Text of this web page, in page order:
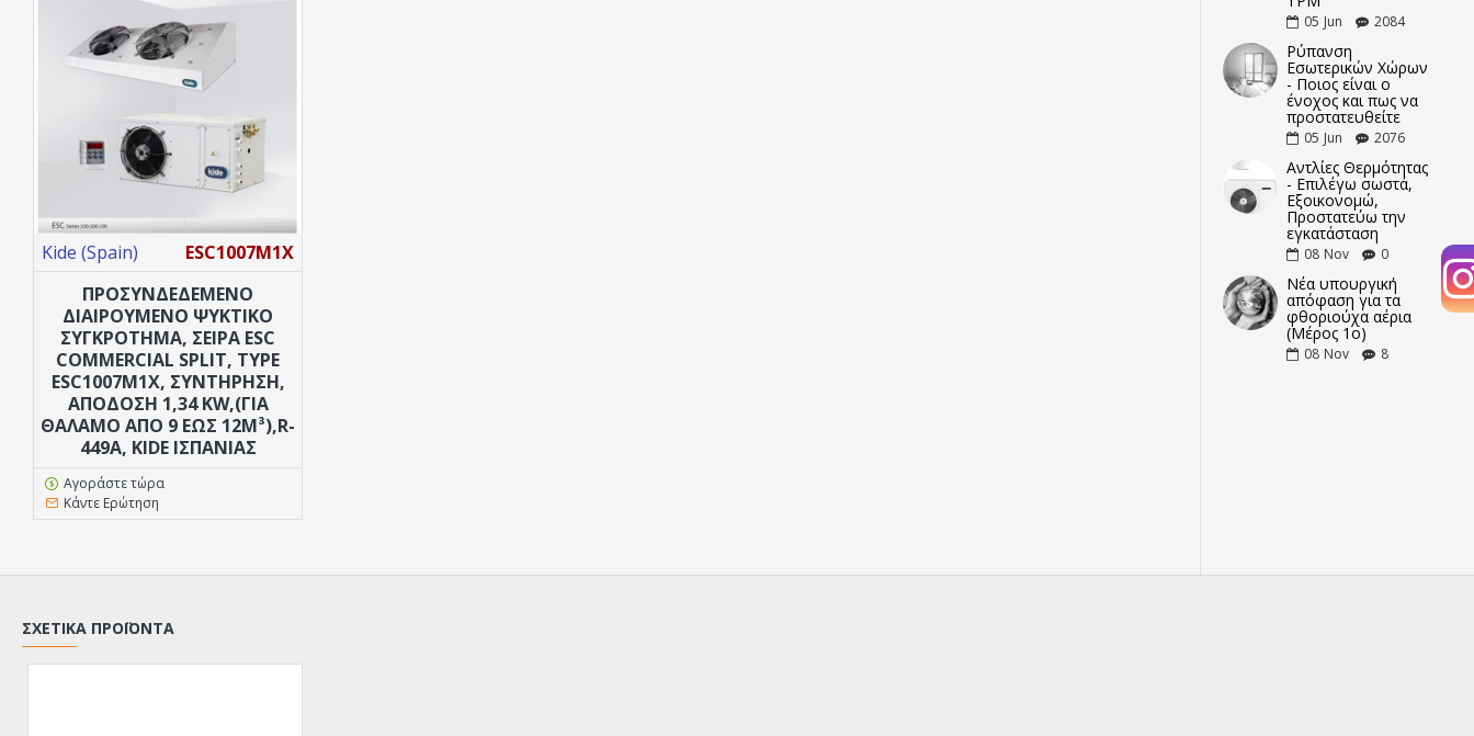
Kide (Spain)
ESC1007M1X
ΠΡΟΣΥΝΔΕΔΕΜΈΝΟ
ΔΙΑΙΡΟΎΜΕΝΟ ΨΥΚΤΙΚΌ
ΣΥΓΚΡΌΤΗΜΑ, ΣΕΙΡΆ ESC
COMMERCIAL SPLIT, TYPE
ESC1007M1X, ΣΥΝΤΉΡΗΣΗ,
ΑΠΌΔΟΣΗ 1,34 KW,(ΓΙΑ
ΘΆΛΑΜΟ ΑΠΌ 9 ΕΏΣ 12M³),R-
449A, KIDE ΙΣΠΑΝΊΑΣ
Αγοράστε τώρα
Κάντε Ερώτηση
05 Jun 2084
Ρύπανση
Εσωτερικών Χώρων
- Ποιος είναι ο
ένοχος και πως να
προστατευθείτε
05 Jun 2076
Αντλίες Θερμότητας
- Επιλέγω σωστά,
Εξοικονομώ,
Προστατεύω την
εγκατάσταση
08 Nov 0
Νέα υπουργική
απόφαση για τα
φθοριούχα αέρια
(Μέρος 1ο)
08 Nov 8
ΣΧΕΤΙΚΆ ΠΡΟΪΌΝΤΑ